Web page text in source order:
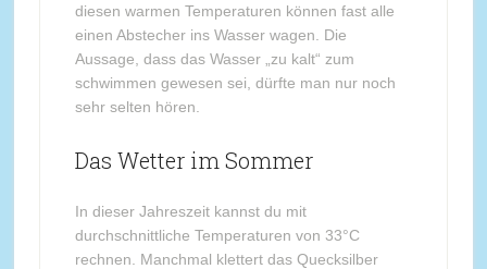
diesen warmen Temperaturen können fast alle
einen Abstecher ins Wasser wagen. Die
Aussage, dass das Wasser „zu kalt“ zum
schwimmen gewesen sei, dürfte man nur noch
sehr selten hören.
Das Wetter im Sommer
In dieser Jahreszeit kannst du mit
durchschnittliche Temperaturen von 33°C
rechnen. Manchmal klettert das Quecksilber